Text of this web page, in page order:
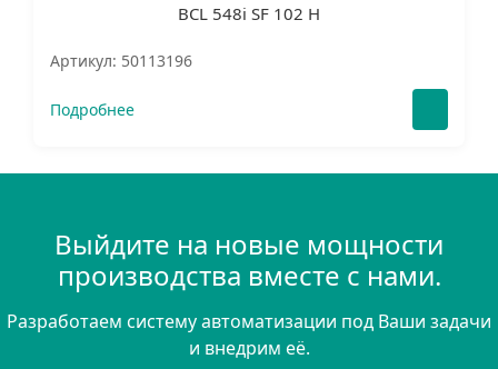
BCL 548i SF 102 H
Артикул: 50113196
Подробнее
Выйдите на новые мощности
производства вместе с нами.
Разработаем систему автоматизации под Ваши задачи
и внедрим её.